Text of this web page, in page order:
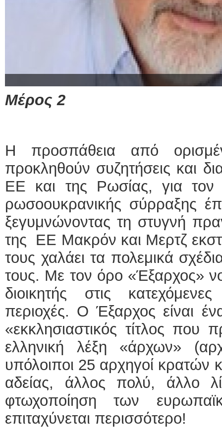
Μέρος 2
Η προσπάθεια από
προκληθούν συζητήσεις και
ΕΕ και της Ρωσίας, για τον
ρωσοουκρανικής σύρραξης
ξεγυμνώνοντας τη στυγνή
της ΕΕ Μακρόν και Μερτζ
τους χαλάει τα πολεμικά
τους. Με τον όρο «Έξαρχος»
διοικητής στις
περιοχές. Ο Έξαρχος είναι
«εκκλησιαστικός τίτλος που
ελληνική λέξη «άρχων»
υπόλοιποι 25 αρχηγοί κρατών
αδείας, άλλος πολύ, άλλο
φτωχοποίηση των
επιταχύνεται περισσότερο!